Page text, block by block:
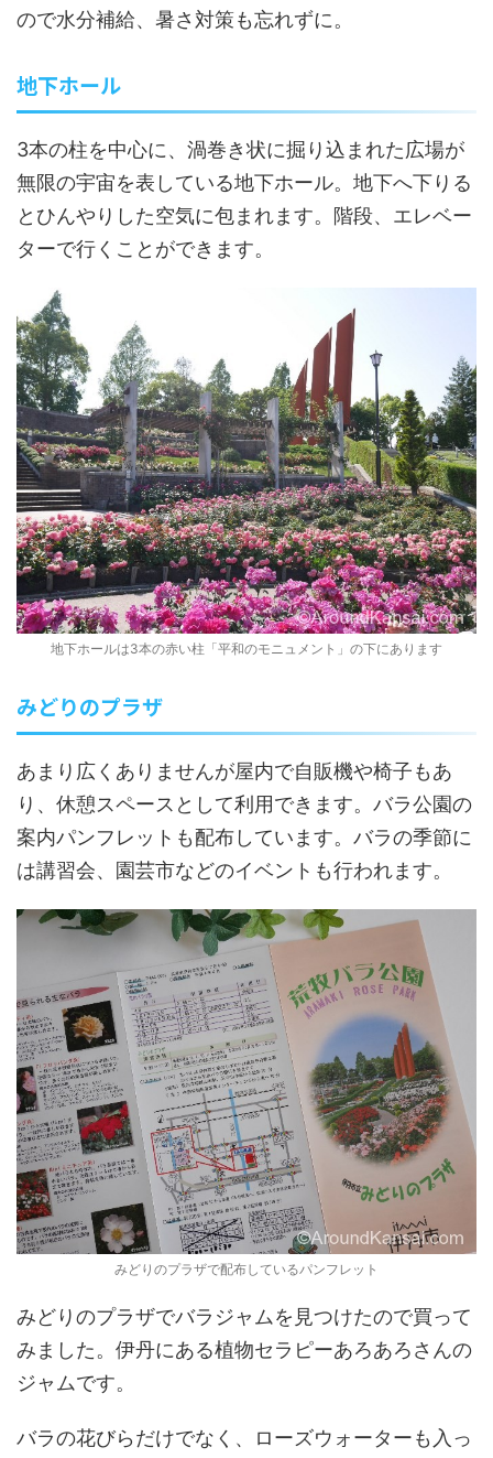
ので水分補給、暑さ対策も忘れずに。
地下ホール
3本の柱を中心に、渦巻き状に掘り込まれた広場が
無限の宇宙を表している地下ホール。地下へ下りる
とひんやりした空気に包まれます。階段、エレベー
ターで行くことができます。
地下ホールは3本の赤い柱「平和のモニュメント」の下にあります
みどりのプラザ
あまり広くありませんが屋内で自販機や椅子もあ
り、休憩スペースとして利用できます。バラ公園の
案内パンフレットも配布しています。バラの季節に
は講習会、園芸市などのイベントも行われます。
みどりのプラザで配布しているパンフレット
みどりのプラザでバラジャムを見つけたので買って
みました。伊丹にある植物セラピーあろあろさんの
ジャムです。
バラの花びらだけでなく、ローズウォーターも入っ